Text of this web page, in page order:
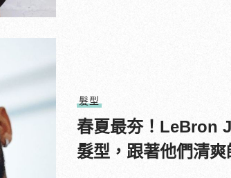
髮型
春夏最夯！LeBron
髮型，跟著他們清爽